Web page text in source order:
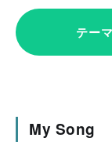
テー
My Song